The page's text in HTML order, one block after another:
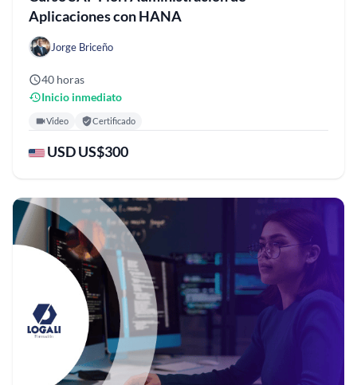
Aplicaciones con HANA
Jorge Briceño
40 horas
Inicio inmediato
Video Certificado
USD US$300